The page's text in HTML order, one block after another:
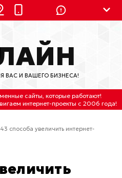
9899(с 2:30 до 11:30 по
по России
653
673
\ Левый торец здания
ВАС И ВАШЕГО БИЗНЕСА!
сайты, которые работают!
интернет-проекты с 2006 года!
43 способа увеличить интернет-